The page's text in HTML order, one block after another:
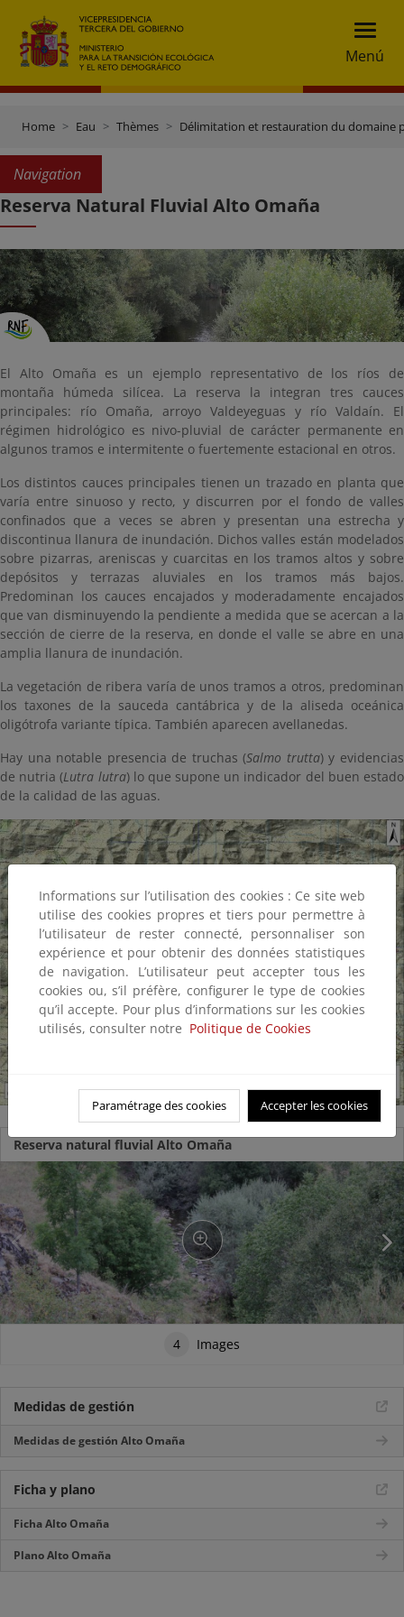
Menú
Home Eau Thèmes Délimitation et restauration du domaine
Navigation
Reserva Natural Fluvial Alto Omaña
El Alto Omaña es un ejemplo representativo de los ríos de
montaña húmeda silícea. La reserva la integran tres cauces
principales: río Omaña, arroyo Valdeyeguas y río Valdaín. El
régimen hidrológico es nivo-pluvial de carácter permanente en
algunos tramos e intermitente o fuertemente estacional en otros.
Los distintos cauces principales tienen un trazado en planta que
varía entre sinuoso y recto, y discurren por el fondo de valles
confinados que a veces se abren y presentan una estrecha y
discontinua llanura de inundación. Dichos valles están modelados
sobre pizarras, areniscas y cuarcitas en los tramos altos y sobre
depósitos y terrazas aluviales en los tramos más bajos.
Predominan los cauces encajados y moderadamente encajados
que van disminuyendo la pendiente a medida que se acercan a la
sección de cierre de la reserva, en donde el valle se abre en una
amplia llanura de inundación.
La vegetación de ribera varía de unos tramos a otros, predominan
los taxones de la sauceda cantábrica y de la aliseda oceánica
oligótrofa variante típica. También aparecen avellanedas.
Hay una notable presencia de truchas (Salmo trutta) y evidencias
de nutria (Lutra lutra) lo que supone un indicador del buen estado
de la calidad de las aguas.
Reserva natural fluvial Alto Omaña
4 Images
Medidas de gestión
Medidas de gestión Alto Omaña
Ficha y plano
Ficha Alto Omaña
Plano Alto Omaña
Informations sur l’utilisation des cookies : Ce site web
utilise des cookies propres et tiers pour permettre à
l’utilisateur de rester connecté, personnaliser son
expérience et pour obtenir des données statistiques
de navigation. L’utilisateur peut accepter tous les
cookies ou, s’il préfère, configurer le type de cookies
qu’il accepte. Pour plus d’informations sur les cookies
utilisés, consulter notre Politique de Cookies
Paramétrage des cookies Accepter les cookies